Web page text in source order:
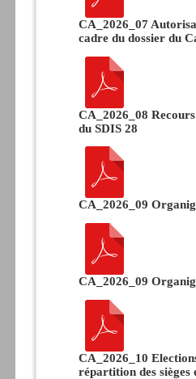
CA_2026_07
cadre du dossier du
CA_2026_08
du SDIS 28
CA_2026_09
CA_2026_09
CA_2026_10
répartition des sièges